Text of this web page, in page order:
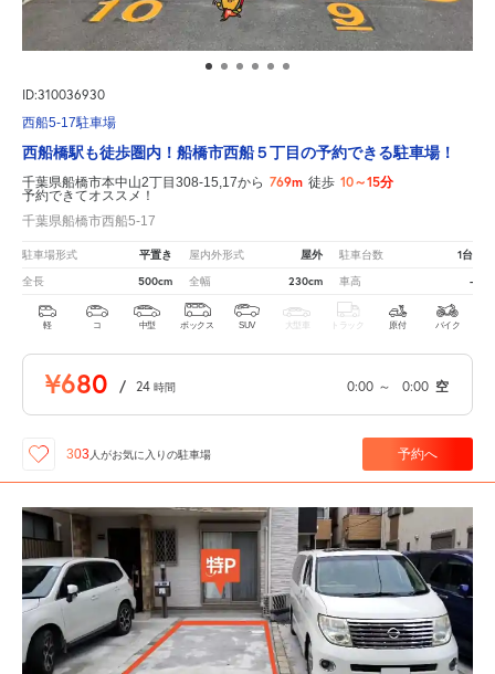
ID:310036930
西船5-17駐車場
西船橋駅も徒歩圏内！船橋市西船５丁目の予約できる駐車場！
千葉県船橋市本中山2丁目308-15,17から 769m 徒歩 10～15分
予約できてオススメ！
千葉県船橋市西船5-17
駐車場形式 平置き 屋内外形式 屋外 駐車台数 1台
全長 500cm 全幅 230cm 車高 -
軽 コ 中型 ボックス SUV 大型車 トラック 原付 バイク
¥680 / 24 時間 0:00 ～ 0:00 空
303人がお気に入りの駐車場 予約へ